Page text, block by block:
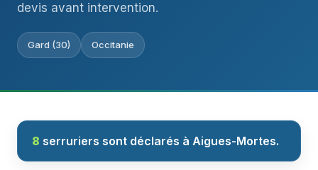
devis avant intervention.
Gard (30) Occitanie
8 serruriers sont déclarés à Aigues-Mortes.